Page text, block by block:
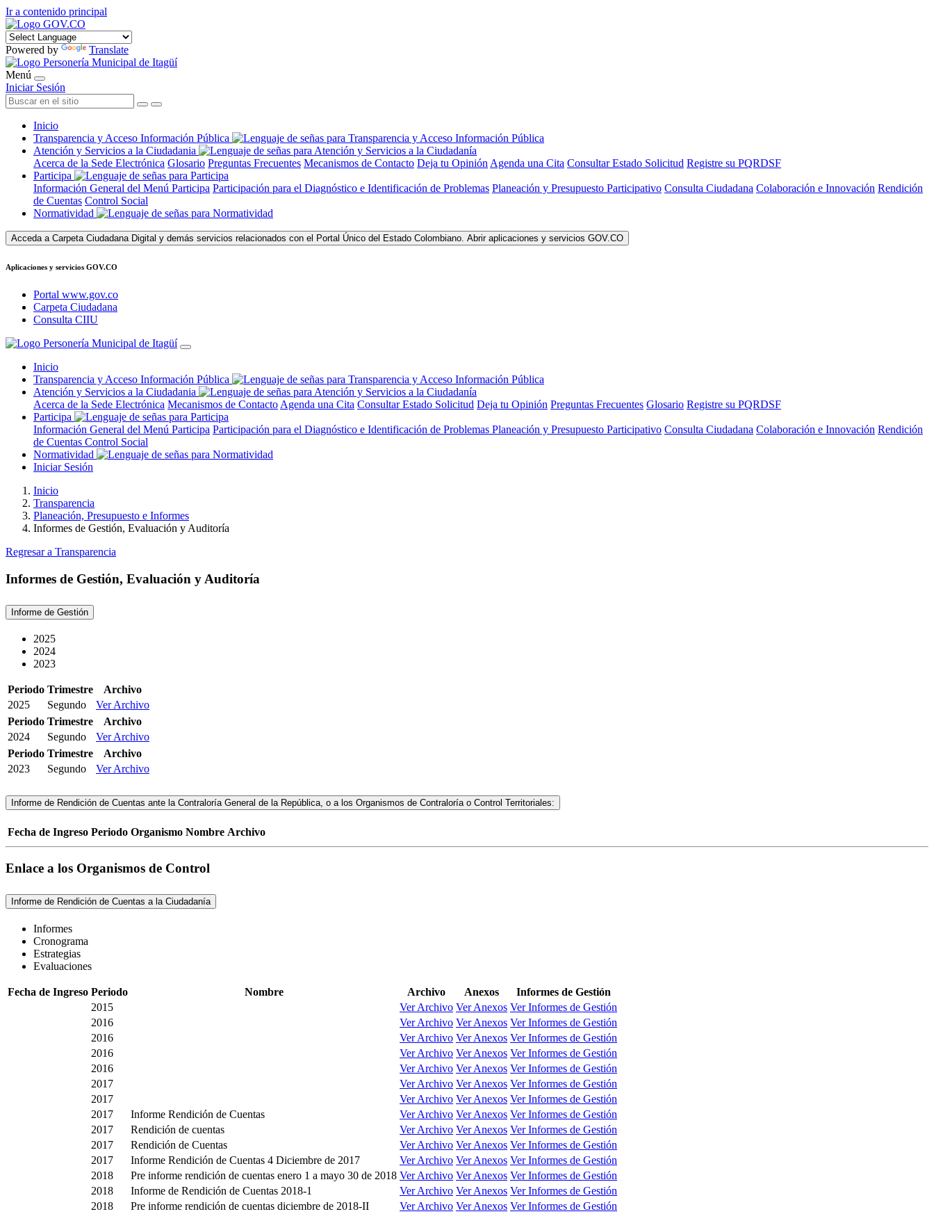
Ir a contenido principal
Powered by Translate
Menú
Iniciar Sesión
Inicio
Transparencia y Acceso Información Pública
Atención y Servicios a la Ciudadania
Acerca de la Sede Electrónica Glosario Preguntas Frecuentes Mecanismos de Contacto Deja tu Opinión Agenda una Cita Consultar Estado Solicitud Registre su PQRDSF
Participa
Información General del Menú Participa Participación para el Diagnóstico e Identificación de Problemas Planeación y Presupuesto Participativo Consulta Ciudadana Colaboración e Innovación Rendición
de Cuentas Control Social
Normatividad
Acceda a Carpeta Ciudadana Digital y demás servicios relacionados con el Portal Único del Estado Colombiano. Abrir aplicaciones y servicios GOV.CO
Aplicaciones y servicios GOV.CO
Portal www.gov.co
Carpeta Ciudadana
Consulta CIIU
Inicio
Transparencia y Acceso Información Pública
Atención y Servicios a la Ciudadania
Acerca de la Sede Electrónica Mecanismos de Contacto Agenda una Cita Consultar Estado Solicitud Deja tu Opinión Preguntas Frecuentes Glosario Registre su PQRDSF
Participa
Información General del Menú Participa Participación para el Diagnóstico e Identificación de Problemas Planeación y Presupuesto Participativo Consulta Ciudadana Colaboración e Innovación Rendición
de Cuentas Control Social
Normatividad
Iniciar Sesión
Inicio
Transparencia
Planeación, Presupuesto e Informes
Informes de Gestión, Evaluación y Auditoría
Regresar a Transparencia
Informes de Gestión, Evaluación y Auditoría
Informe de Gestión
2025
2024
2023
Periodo Trimestre
Archivo
2025
Segundo
Ver Archivo
Periodo Trimestre
Archivo
2024
Segundo
Ver Archivo
Periodo Trimestre
Archivo
2023
Segundo Ver Archivo
Informe de Rendición de Cuentas ante la Contraloría General de la República, o a los Organismos de Contraloría o Control Territoriales:
Fecha de Ingreso Periodo Organismo Nombre Archivo
Enlace a los Organismos de Control
Informe de Rendición de Cuentas a la Ciudadanía
Informes
Cronograma
Estrategias
Evaluaciones
Fecha de Ingreso Periodo Nombre Archivo Anexos
Informes de Gestión
2015
Ver Archivo Ver Anexos Ver Informes de Gestión
2016
Ver Archivo Ver Anexos Ver Informes de Gestión
2016
Ver Archivo Ver Anexos Ver Informes de Gestión
2016
Ver Archivo Ver Anexos Ver Informes de Gestión
2016
Ver Archivo Ver Anexos Ver Informes de Gestión
2017
Ver Archivo Ver Anexos Ver Informes de Gestión
2017
Ver Archivo Ver Anexos Ver Informes de Gestión
2017
Informe Rendición de Cuentas Ver Archivo Ver Anexos Ver Informes de Gestión
2017
Rendición de cuentas Ver Archivo Ver Anexos Ver Informes de Gestión
2017
Rendición de Cuentas Ver Archivo Ver Anexos Ver Informes de Gestión
2017
Informe Rendición de Cuentas 4 Diciembre de 2017 Ver Archivo Ver Anexos Ver Informes de Gestión
2018
Pre informe rendición de cuentas enero 1 a mayo 30 de 2018 Ver Archivo Ver Anexos Ver Informes de Gestión
2018
Informe de Rendición de Cuentas 2018-1 Ver Archivo Ver Anexos Ver Informes de Gestión
2018
Pre informe rendición de cuentas diciembre de 2018-II Ver Archivo Ver Anexos Ver Informes de Gestión